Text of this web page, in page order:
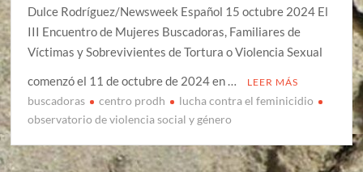
Dulce Rodríguez/Newsweek Español 15 octubre 2024 El
III Encuentro de Mujeres Buscadoras, Familiares de
Víctimas y Sobrevivientes de Tortura o Violencia Sexual
comenzó el 11 de octubre de 2024 en …
LEER MÁS
buscadoras centro prodh
lucha contra el feminicidio
observatorio de violencia social y género